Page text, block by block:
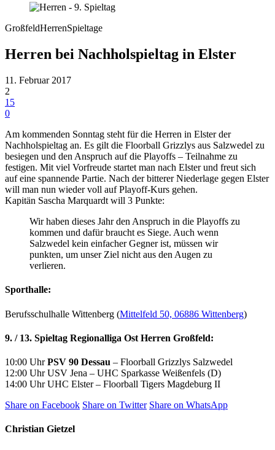
GroßfeldHerrenSpieltage
Herren bei Nachholspieltag in Elster
11. Februar 2017
2
15
0
Am kommenden Sonntag steht für die Herren in Elster der
Nachholspieltag an. Es gilt die Floorball Grizzlys aus Salzwedel zu
besiegen und den Anspruch auf die Playoffs – Teilnahme zu
festigen. Mit viel Vorfreude startet man nach Elster und freut sich
auf eine spannende Partie. Nach der bitterer Niederlage gegen Elster
will man nun wieder voll auf Playoff-Kurs gehen.
Kapitän Sascha Marquardt will 3 Punkte:
Wir haben dieses Jahr den Anspruch in die Playoffs zu
kommen und dafür braucht es Siege. Auch wenn
Salzwedel kein einfacher Gegner ist, müssen wir
punkten, um unser Ziel nicht aus den Augen zu
verlieren.
Sporthalle:
Berufsschulhalle Wittenberg (Mittelfeld 50, 06886 Wittenberg)
9. / 13. Spieltag Regionalliga Ost Herren Großfeld:
10:00 UhrPSV 90 Dessau – Floorball Grizzlys Salzwedel
12:00 Uhr USV Jena – UHC Sparkasse Weißenfels (D)
14:00 Uhr UHC Elster – Floorball Tigers Magdeburg II
Share on Facebook Share on Twitter Share on WhatsApp
Christian Gietzel